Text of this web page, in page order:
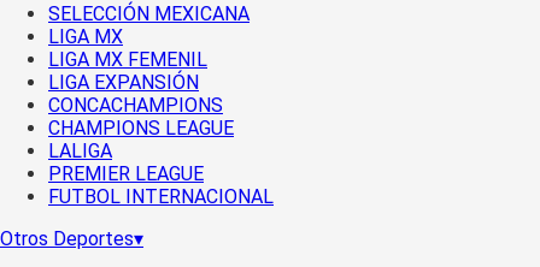
SELECCIÓN MEXICANA
LIGA MX
LIGA MX FEMENIL
LIGA EXPANSIÓN
CONCACHAMPIONS
CHAMPIONS LEAGUE
LALIGA
PREMIER LEAGUE
FUTBOL INTERNACIONAL
Otros Deportes▾